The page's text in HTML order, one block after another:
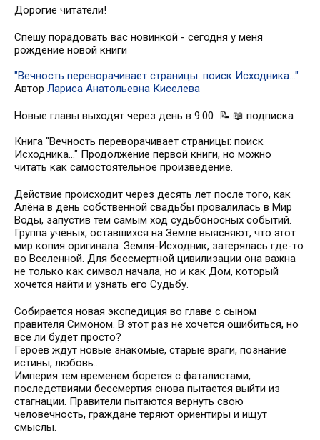
Дорогие читатели!
Спешу порадовать вас новинкой - сегодня у меня
рождение новой книги
"Вечность переворачивает страницы: поиск Исходника..."
Автор Лариса Анатольевна Киселева
Новые главы выходят через день в 9.00 📝 📖 подписка
Книга "Вечность переворачивает страницы: поиск
Исходника..." Продолжение первой книги, но можно
читать как самостоятельное произведение.
Действие происходит через десять лет после того, как
Алёна в день собственной свадьбы провалилась в Мир
Воды, запустив тем самым ход судьбоносных событий.
Группа учёных, оставшихся на Земле выясняют, что этот
мир копия оригинала. Земля-Исходник, затерялась где-то
во Вселенной. Для бессмертной цивилизации она важна
не только как символ начала, но и как Дом, который
хочется найти и узнать его Судьбу.
Собирается новая экспедиция во главе с сыном
правителя Симоном. В этот раз не хочется ошибиться, но
все ли будет просто?
Героев ждут новые знакомые, старые враги, познание
истины, любовь...
Империя тем временем борется с фаталистами,
последствиями бессмертия снова пытается выйти из
стагнации. Правители пытаются вернуть свою
человечность, граждане теряют ориентиры и ищут
смыслы.